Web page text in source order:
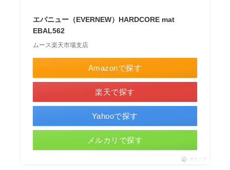
エバニュー（EVERNEW）HARDCORE mat
EBAL562
ムース楽天市場支店
Amazonで探す
楽天で探す
Yahooで探す
メルカリで探す
ポチップ